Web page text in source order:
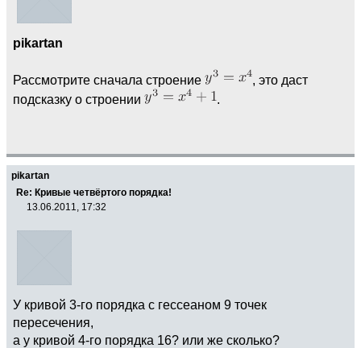
pikartan
Рассмотрите сначала строение
, это даст
подсказку о строении
.
pikartan
Re: Кривые четвёртого порядка!
13.06.2011, 17:32
У кривой 3-го порядка с гессеаном 9 точек
пересечения,
а у кривой 4-го порядка 16? или же сколько?